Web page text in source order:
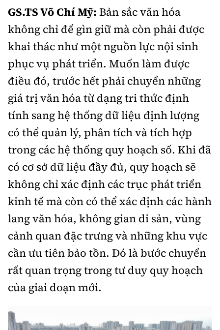
GS.TS Võ Chí Mỹ: Bản sắc văn hóa
không chỉ để gìn giữ mà còn phải được
khai thác như một nguồn lực nội sinh
phục vụ phát triển. Muốn làm được
điều đó, trước hết phải chuyển những
giá trị văn hóa từ dạng tri thức định
tính sang hệ thống dữ liệu định lượng
có thể quản lý, phân tích và tích hợp
trong các hệ thống quy hoạch số. Khi đã
có cơ sở dữ liệu đầy đủ, quy hoạch sẽ
không chỉ xác định các trục phát triển
kinh tế mà còn có thể xác định các hành
lang văn hóa, không gian di sản, vùng
cảnh quan đặc trưng và những khu vực
cần ưu tiên bảo tồn. Đó là bước chuyển
rất quan trọng trong tư duy quy hoạch
của giai đoạn mới.